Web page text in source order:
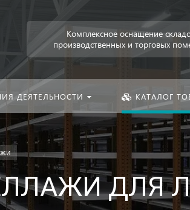
Комплексное оснащение
производственных и торговых
ДЕЯТЕЛЬНОСТИ КАТАЛОГ
ДЛЯ